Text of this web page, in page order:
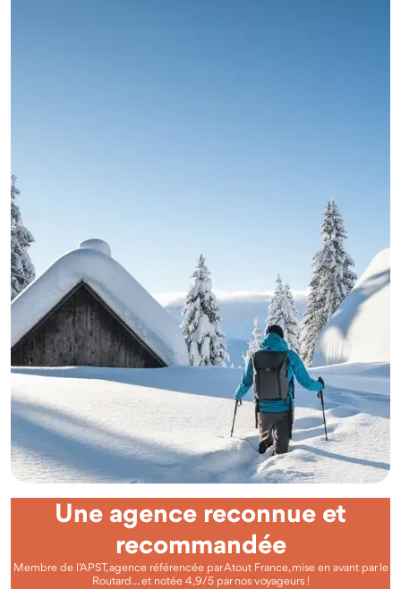
Une agence reconnue et
recommandée
Membre de l’APST, agence référencée par Atout France, mise en avant par le
Routard… et notée 4,9/5 par nos voyageurs !